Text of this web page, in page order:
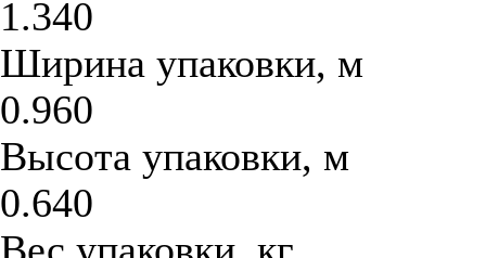
1.340
Ширина упаковки, м
0.960
Высота упаковки, м
0.640